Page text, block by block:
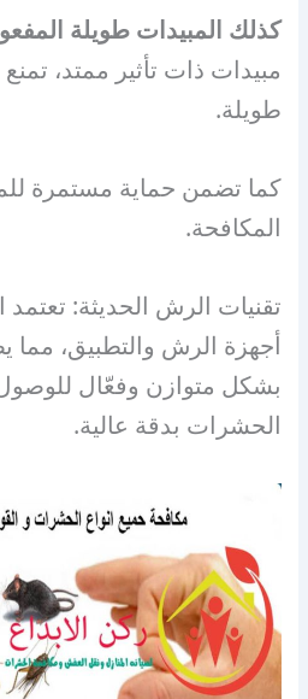
كذلك المبيدات طويلة
مبيدات ذات تأثير ممتد،
طويلة.
كما تضمن حماية مستمرة
المكافحة.
تقنيات الرش الحديثة:
أجهزة الرش والتطبيق، مما
بشكل متوازن وفعّال للوصول
الحشرات بدقة عالية.